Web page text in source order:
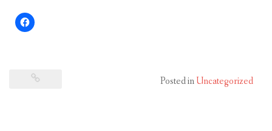
Posted inUncategorized